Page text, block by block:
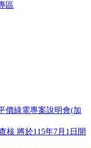
區
價綠電專案說明會(加
核 將於115年7月1日開